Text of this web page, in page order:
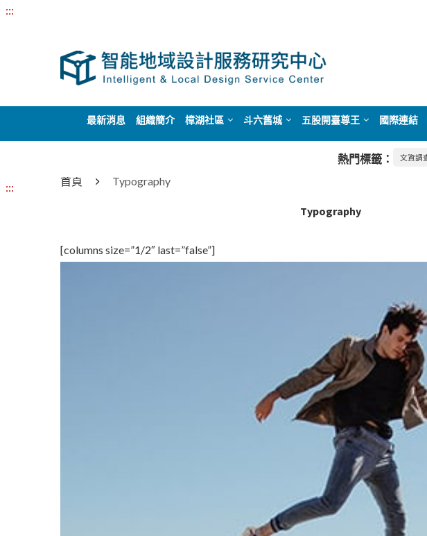
:::
最新消息 組織簡介 樟湖社區 斗六舊城 五股開臺尊王 國際連結
熱門標籤： 文資調
::: 首頁 Typography
Typography
[columns size=”1/2″ last=”false”]